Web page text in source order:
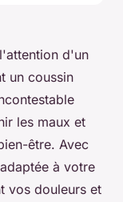
d'un
un coussin
les maux et
être. Avec
à votre
vos douleurs et